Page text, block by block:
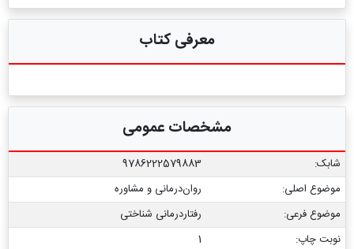
معرفی کتاب
مشخصات عمومی
شابک:
9786222579883
موضوع اصلی:
روان‌درمانی و مشاوره
موضوع فرعی:
رفتاردرمانی شناختی
نوبت چاپ:
1